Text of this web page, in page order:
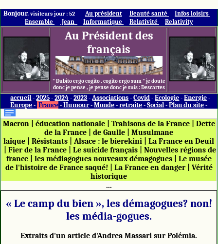
Bonjour.visiteurs jour : 52 Au président Beauté santé
Infos loisirs
Ensemble
Jean Informatique Relativité Relativity
Au Président des
français
" Dubito ergo cogito , cogito ergo sum " je doute
donc je pense , je pense donc je suis : Descartes
accueil -2025 -2024 -2023 -Associations -Covid -Ecologie -Energie -
Europe - France -Humour-Monde -retraite -Social -Plan du site -
Macron| éducation nationale| Trahisons de la France| Dette
de la France |de Gaulle |Musulmane
laïque |Résistants |Alsace : le bierekini |La France en Deuil
Fier de la France| Le suicide français| Nouvelles régions de
france| les médiagogues nouveaux démagogues| Le musée
de l'histoire de France saqué!
La France en danger| Vérité
historique
...
« Le camp du bien », les démagogues? non!
les média-gogues.
Extraits d'un article d'Andrea Massari sur Polémia.